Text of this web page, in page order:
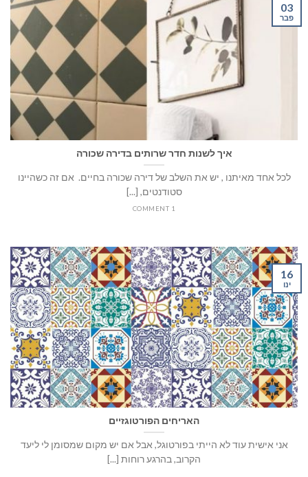
איך לשנות חדר שרותים בדירה שכורה
לכל אחד מאיתנו , יש את השלב של דירה שכורה בחיים. אם זה כשהיינו
סטודנטים, [...]
1 COMMENT
03
פבר
האריחים הפורטוגזיים
אני אישית עוד לא הייתי בפורטוגל, אבל אם יש מקום שמסומן לי ליעד
הקרוב, בהרגע רוחות [...]
16
ינו